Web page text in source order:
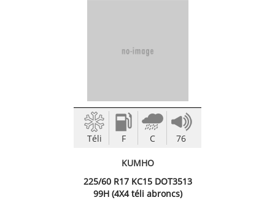
Téli F C 76
KUMHO
225/60 R17 KC15 DOT3513
99H (4X4 téli abroncs)